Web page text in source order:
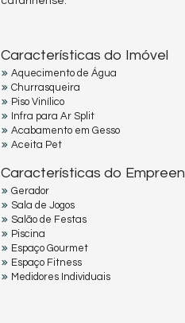
Características do Imóvel
Aquecimento de Água
Churrasqueira
Piso Vinílico
Infra para Ar Split
Acabamento em Gesso
Aceita Pet
Características do
Gerador
Sala de Jogos
Salão de Festas
Piscina
Espaço Gourmet
Espaço Fitness
Medidores Individuais